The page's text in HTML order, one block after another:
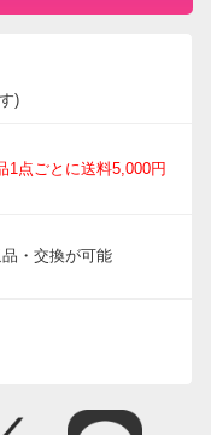
)
1点ごとに送料5,000円
・交換が可能